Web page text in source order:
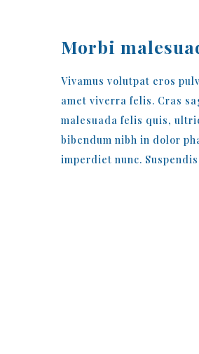
Morbi
Vivamus volutpat eros
amet viverra felis. Cras
malesuada felis quis,
bibendum nibh in dolor
imperdiet nunc.